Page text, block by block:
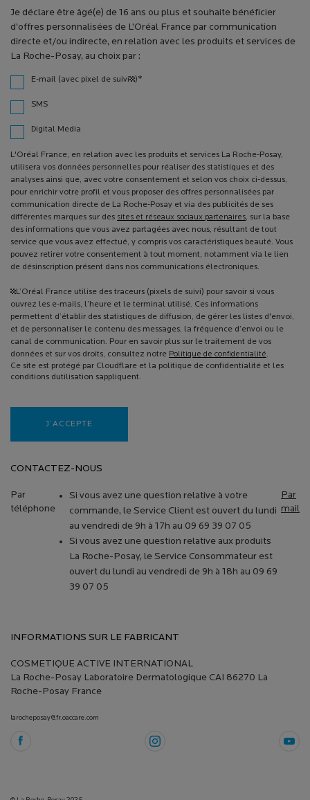
Je déclare être âgé(e) de 16 ans ou plus et souhaite bénéficier
d’offres personnalisées de L’Oréal France par communication
directe et/ou indirecte, en relation avec les produits et services de
La Roche-Posay, au choix par :
E-mail (avec pixel de suivi¹)*
SMS
Digital Media
L'Oréal France, en relation avec les produits et services La Roche-Posay,
utilisera vos données personnelles pour réaliser des statistiques et des
analyses ainsi que, avec votre consentement et selon vos choix ci-dessus,
pour enrichir votre profil et vous proposer des offres personnalisées par
communication directe de La Roche-Posay et via des publicités de ses
différentes marques sur des sites et réseaux sociaux partenaires, sur la base
des informations que vous avez partagées avec nous, résultant de tout
service que vous avez effectué, y compris vos caractéristiques beauté. Vous
pouvez retirer votre consentement à tout moment, notamment via le lien
de désinscription présent dans nos communications électroniques.
¹L’Oréal France utilise des traceurs (pixels de suivi) pour savoir si vous
ouvrez les e-mails, l’heure et le terminal utilisé. Ces informations
permettent d’établir des statistiques de diffusion, de gérer les listes d'envoi,
et de personnaliser le contenu des messages, la fréquence d’envoi ou le
canal de communication. Pour en savoir plus sur le traitement de vos
données et sur vos droits, consultez notre Politique de confidentialité.
Ce site est protégé par Cloudflare et la politique de confidentialité et les
conditions dutilisation sappliquent.
J’ACCEPTE
CONTACTEZ-NOUS
Par
téléphone
Si vous avez une question relative à votre
commande, le Service Client est ouvert du lundi
au vendredi de 9h à 17h au 09 69 39 07 05
Si vous avez une question relative aux produits
La Roche-Posay, le Service Consommateur est
ouvert du lundi au vendredi de 9h à 18h au 09 69
39 07 05
Par
mail
INFORMATIONS SUR LE FABRICANT
COSMETIQUE ACTIVE INTERNATIONAL
La Roche-Posay Laboratoire Dermatologique CAI 86270 La
Roche-Posay France
larocheposay@fr.oaccare.com